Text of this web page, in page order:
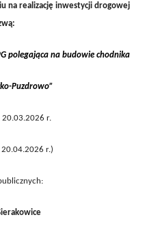
na realizację inwestycji drogowej
polegająca na budowie chodnika
Puzdrowo”
20.03.2026 r.
20.04.2026 r.)